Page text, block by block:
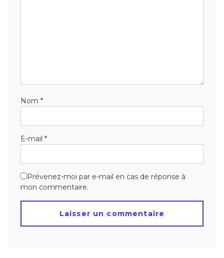
Nom *
E-mail *
Prévenez-moi par e-mail en cas de réponse à
mon commentaire.